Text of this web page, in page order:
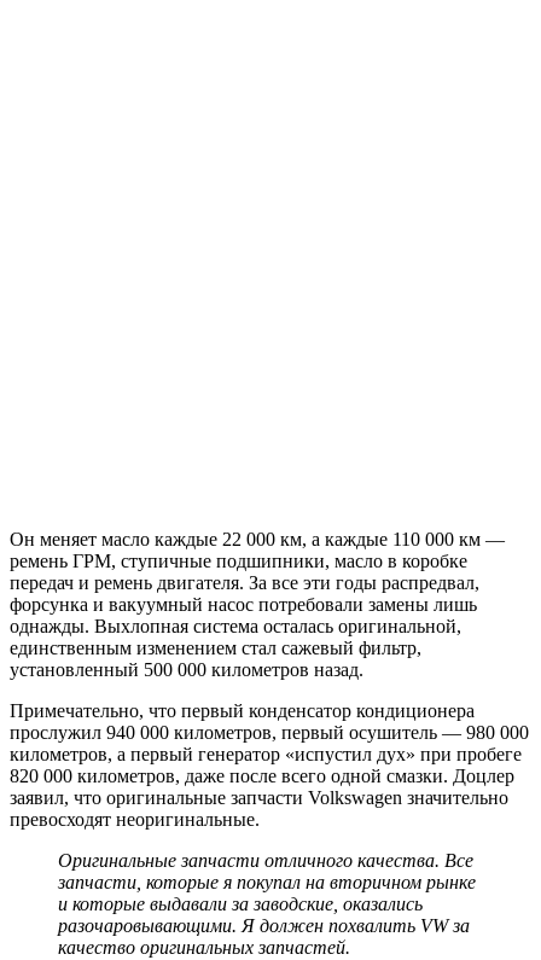
Он меняет масло каждые 22 000 км, а каждые 110 000 км —
ремень ГРМ, ступичные подшипники, масло в коробке
передач и ремень двигателя. За все эти годы распредвал,
форсунка и вакуумный насос потребовали замены лишь
однажды. Выхлопная система осталась оригинальной,
единственным изменением стал сажевый фильтр,
установленный 500 000 километров назад.
Примечательно, что первый конденсатор кондиционера
прослужил 940 000 километров, первый осушитель — 980 000
километров, а первый генератор «испустил дух» при пробеге
820 000 километров, даже после всего одной смазки. Доцлер
заявил, что оригинальные запчасти Volkswagen значительно
превосходят неоригинальные.
Оригинальные запчасти отличного качества. Все
запчасти, которые я покупал на вторичном рынке
и которые выдавали за заводские, оказались
разочаровывающими. Я должен похвалить VW за
качество оригинальных запчастей.